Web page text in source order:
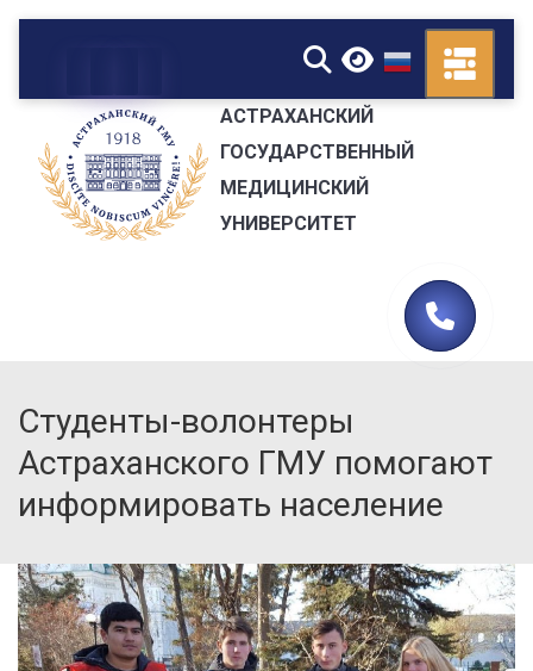
▼
АСТРАХАНСКИЙ
ГОСУДАРСТВЕННЫЙ
МЕДИЦИНСКИЙ
УНИВЕРСИТЕТ
Студенты-волонтеры
Астраханского ГМУ помогают
информировать население